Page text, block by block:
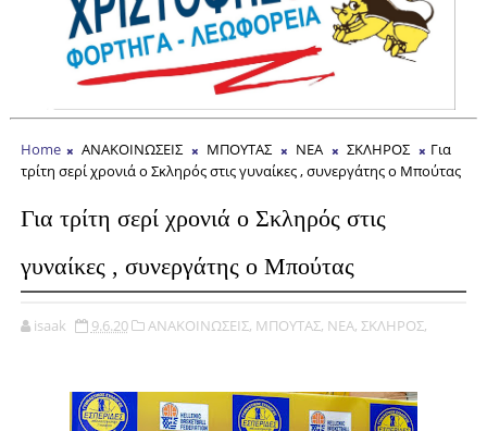
Home ΑΝΑΚΟΙΝΩΣΕΙΣ ΜΠΟΥΤΑΣ ΝΕΑ ΣΚΛΗΡΟΣ
Για
τρίτη σερί χρονιά ο Σκληρός στις γυναίκες , συνεργάτης ο Μπούτας
Για τρίτη σερί χρονιά ο Σκληρός στις
γυναίκες , συνεργάτης ο Μπούτας
isaak 9.6.20 ΑΝΑΚΟΙΝΩΣΕΙΣ, ΜΠΟΥΤΑΣ, ΝΕΑ, ΣΚΛΗΡΟΣ,